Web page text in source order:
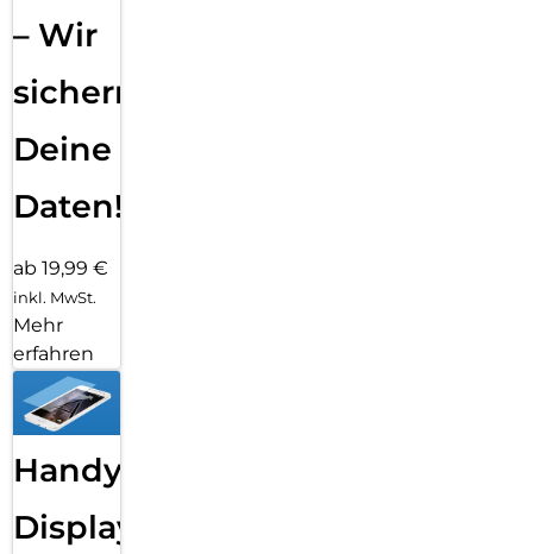
– Wir
sichern
Deine
Daten!
ab 19,99 €
inkl. MwSt.
Mehr
erfahren
Handy
Displayfolie